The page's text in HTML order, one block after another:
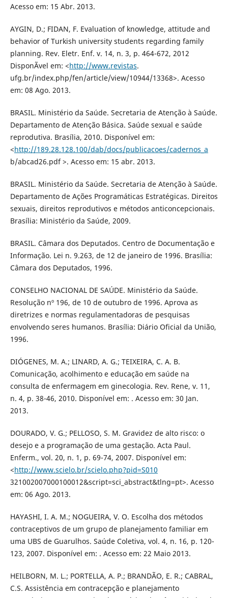
Acesso em: 15 Abr. 2013.
AYGIN, D.; FIDAN, F. Evaluation of knowledge, attitude and
behavior of Turkish university students regarding family
planning. Rev. Eletr. Enf. v. 14, n. 3, p. 464-672, 2012
DisponÃ­vel em: <http://www.revistas.
ufg.br/index.php/fen/article/view/10944/13368>. Acesso
em: 08 Ago. 2013.
BRASIL. Ministério da Saúde. Secretaria de Atenção à Saúde.
Departamento de Atenção Básica. Saúde sexual e saúde
reprodutiva. Brasília, 2010. Disponível em:
<http://189.28.128.100/dab/docs/publicacoes/cadernos_a
b/abcad26.pdf >. Acesso em: 15 abr. 2013.
BRASIL. Ministério da Saúde. Secretaria de Atenção à Saúde.
Departamento de Ações Programáticas Estratégicas. Direitos
sexuais, direitos reprodutivos e métodos anticoncepcionais.
Brasília: Ministério da Saúde, 2009.
BRASIL. Câmara dos Deputados. Centro de Documentação e
Informação. Lei n. 9.263, de 12 de janeiro de 1996. Brasília:
Câmara dos Deputados, 1996.
CONSELHO NACIONAL DE SAÚDE. Ministério da Saúde.
Resolução nº 196, de 10 de outubro de 1996. Aprova as
diretrizes e normas regulamentadoras de pesquisas
envolvendo seres humanos. Brasília: Diário Oficial da União,
1996.
DIÓGENES, M. A.; LINARD, A. G.; TEIXEIRA, C. A. B.
Comunicação, acolhimento e educação em saúde na
consulta de enfermagem em ginecologia. Rev. Rene, v. 11,
n. 4, p. 38-46, 2010. Disponível em: . Acesso em: 30 Jan.
2013.
DOURADO, V. G.; PELLOSO, S. M. Gravidez de alto risco: o
desejo e a programação de uma gestação. Acta Paul.
Enferm., vol. 20, n. 1, p. 69-74, 2007. Disponível em:
<http://www.scielo.br/scielo.php?pid=S010
321002007000100012&script=sci_abstract&tlng=pt>. Acesso
em: 06 Ago. 2013.
HAYASHI, I. A. M.; NOGUEIRA, V. O. Escolha dos métodos
contraceptivos de um grupo de planejamento familiar em
uma UBS de Guarulhos. Saúde Coletiva, vol. 4, n. 16, p. 120-
123, 2007. Disponível em: . Acesso em: 22 Maio 2013.
HEILBORN, M. L.; PORTELLA, A. P.; BRANDÃO, E. R.; CABRAL,
C.S. Assistência em contracepção e planejamento